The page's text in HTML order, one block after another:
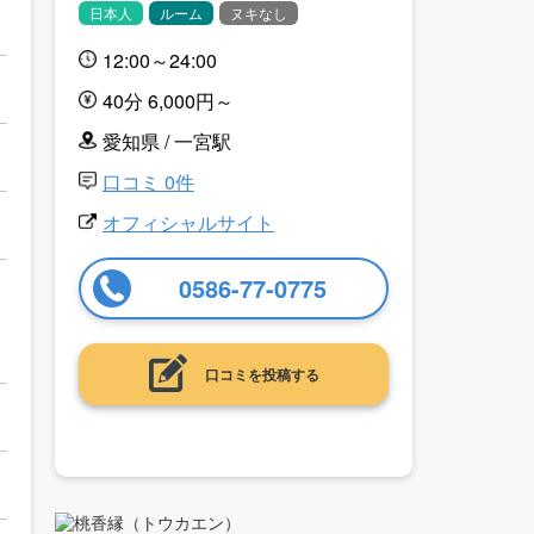
日本人 ルーム ヌキなし
12:00～24:00
40分 6,000円～
愛知県 / 一宮駅
口コミ 0件
オフィシャルサイト
0586-77-0775
口コミを投稿する